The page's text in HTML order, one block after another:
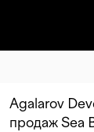
Agalarov
продаж Sea